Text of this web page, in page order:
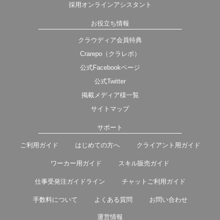
採用オンラインアシスタント
お役立ち情報
クラウディア会員特典
Crarepo（クラレポ）
公式Facebookページ
公式Twitter
掲載メディア様一覧
サイトマップ
サポート
ご利用ガイド はじめての方へ クライアント用ガイド
ワーカー用ガイド スキル販売ガイド
仕事受発注ガイドライン チャットご利用ガイド
手数料について よくある質問 お問い合わせ
運営情報